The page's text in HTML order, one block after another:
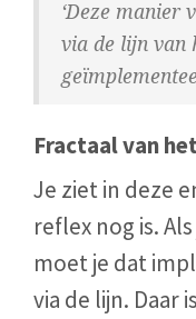
‘Deze manier
via de lijn van
Fractaal van
Je ziet in deze
reflex nog is.
moet je dat
via de lijn. Daar